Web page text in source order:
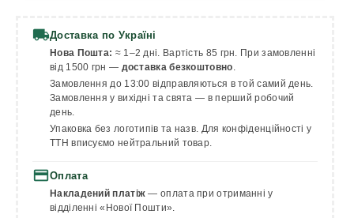
local_shippingДоставка по Україні
Нова Пошта: ≈ 1–2 дні. Вартість 85 грн. При замовленні
від 1500 грн — доставка безкоштовно.
Замовлення до 13:00 відправляються в той самий день.
Замовлення у вихідні та свята — в перший робочий
день.
Упаковка без логотипів та назв. Для конфіденційності у
ТТН вписуємо нейтральний товар.
paymentОплата
Накладений платіж — оплата при отриманні у
відділенні «Нової Пошти».